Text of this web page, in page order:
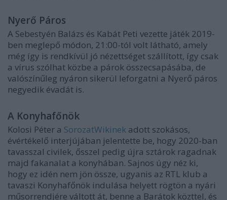
Nyerő Páros
A Sebestyén Balázs és Kabát Peti vezette játék 2019-
ben meglepő módon, 21:00-tól volt látható, amely
még így is rendkívül jó nézettséget szállított, így csak
a vírus szólhat közbe a párok összecsapásába, de
valószínűleg nyáron sikerül leforgatni a Nyerő páros
negyedik évadát is.
A Konyhafőnök
Kolosi Péter a SorozatWikinek adott szokásos,
évértékelő interjújában jelentette be, hogy 2020-ban
tavasszal civilek, ősszel pedig újra sztárok ragadnak
majd fakanalat a konyhában. Sajnos úgy néz ki,
hogy ez idén nem jön össze, ugyanis az RTL klub a
tavaszi Konyhafőnök indulása helyett rögtön a nyári
műsorrendjére váltott át, benne a Barátok közttel, és